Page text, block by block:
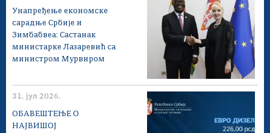
Унапређење економске
сарадње Србије и
Зимбабвеа: Састанак
министарке Лазаревић са
министром Мурвиром
31. јул 2026.
ОБАВЕШТЕЊЕ О
НАЈВИШОЈ